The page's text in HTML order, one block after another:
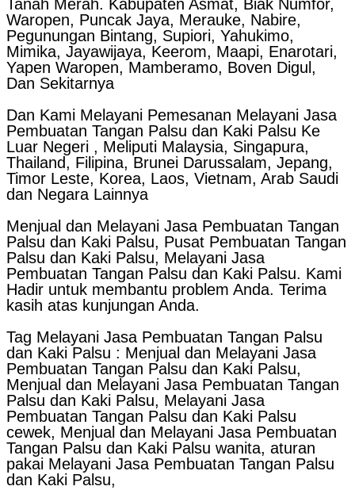
Tanah Merah. Kabupaten Asmat, Biak Numfor,
Waropen, Puncak Jaya, Merauke, Nabire,
Pegunungan Bintang, Supiori, Yahukimo,
Mimika, Jayawijaya, Keerom, Maapi, Enarotari,
Yapen Waropen, Mamberamo, Boven Digul,
Dan Sekitarnya
Dan Kami Melayani Pemesanan Melayani Jasa
Pembuatan Tangan Palsu dan Kaki Palsu Ke
Luar Negeri , Meliputi Malaysia, Singapura,
Thailand, Filipina, Brunei Darussalam, Jepang,
Timor Leste, Korea, Laos, Vietnam, Arab Saudi
dan Negara Lainnya
Menjual dan Melayani Jasa Pembuatan Tangan
Palsu dan Kaki Palsu, Pusat Pembuatan Tangan
Palsu dan Kaki Palsu, Melayani Jasa
Pembuatan Tangan Palsu dan Kaki Palsu. Kami
Hadir untuk membantu problem Anda. Terima
kasih atas kunjungan Anda.
Tag Melayani Jasa Pembuatan Tangan Palsu
dan Kaki Palsu : Menjual dan Melayani Jasa
Pembuatan Tangan Palsu dan Kaki Palsu,
Menjual dan Melayani Jasa Pembuatan Tangan
Palsu dan Kaki Palsu, Melayani Jasa
Pembuatan Tangan Palsu dan Kaki Palsu
cewek, Menjual dan Melayani Jasa Pembuatan
Tangan Palsu dan Kaki Palsu wanita, aturan
pakai Melayani Jasa Pembuatan Tangan Palsu
dan Kaki Palsu,